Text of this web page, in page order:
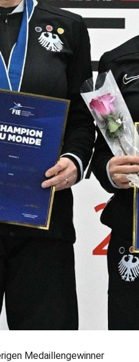
Medaillengewinner